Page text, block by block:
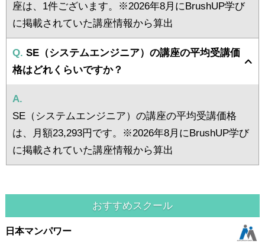
座は、1件ございます。※2026年8月にBrushUP学び
に掲載されていた講座情報から算出
Q. SE（システムエンジニア）の講座の平均受講価
格はどれくらいですか？
A.
SE（システムエンジニア）の講座の平均受講価格
は、月額23,293円です。※2026年8月にBrushUP学び
に掲載されていた講座情報から算出
おすすめスクール
日本マンパワー